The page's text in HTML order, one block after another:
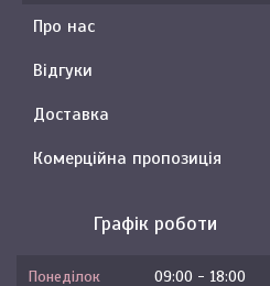
Про нас
Відгуки
Доставка
Комерційна пропозиція
Графік роботи
Понеділок 09:00
18:00